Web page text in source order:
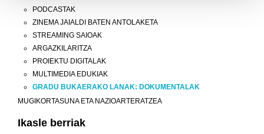
PODCASTAK
ZINEMA JAIALDI BATEN ANTOLAKETA
STREAMING SAIOAK
ARGAZKILARITZA
PROIEKTU DIGITALAK
MULTIMEDIA EDUKIAK
GRADU BUKAERAKO LANAK: DOKUMENTALAK
MUGIKORTASUNA ETA NAZIOARTERATZEA
Ikasle berriak